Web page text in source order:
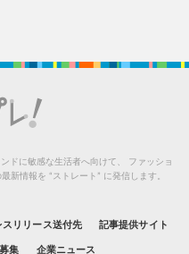
ドに敏感な生活者へ向けて、
ファッショ
新情報を “ストレート” に発信します。
スリリース送付先 記事提供サイト
集 企業ニュース